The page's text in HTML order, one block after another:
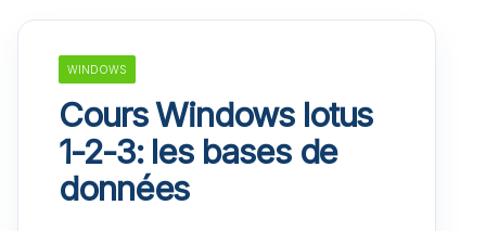
WINDOWS
Cours Windows lotus
1-2-3: les bases de
données